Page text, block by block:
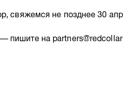
свяжемся не позднее 30
пишите на